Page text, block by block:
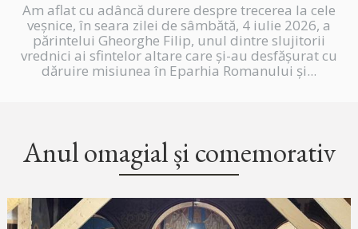
Am aflat cu adâncă durere despre trecerea la cele
veșnice, în seara zilei de sâmbătă, 4 iulie 2026, a
părintelui Gheorghe Filip, unul dintre slujitorii
vrednici ai sfintelor altare care și-au desfășurat cu
dăruire misiunea în Eparhia Romanului și...
Anul omagial și comemorativ